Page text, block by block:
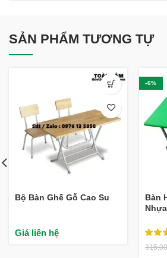
SẢN PHẨM TƯƠNG TỰ
Bộ Bàn Ghế Gỗ Cao Su
Giá liên hệ
-6%
Bàn